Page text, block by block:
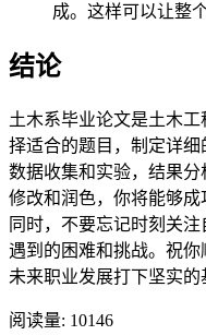
成。这样可以让整
结论
土木系毕业论文是土木
择适合的题目，制定详细
数据收集和实验，结果
修改和润色，你将能够成
同时，不要忘记时刻关
遇到的困难和挑战。祝
未来职业发展打下坚实的
阅读量: 10146